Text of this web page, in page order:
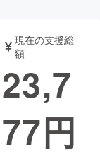
書籍・雑誌
チャレンジ
現在の支援総
額
23,7
77円